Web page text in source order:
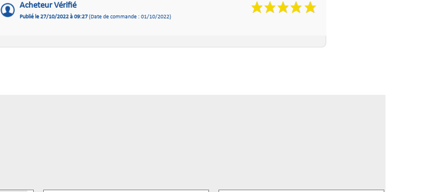
Acheteur Vérifié
Publié le 27/10/2022 à 09:27 (Date de commande : 01/10/2022)